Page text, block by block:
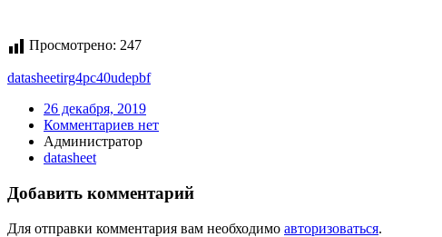
Просмотрено: 247
datasheetirg4pc40udepbf
26 декабря, 2019
Комментариев нет
Администратор
datasheet
Добавить комментарий
Для отправки комментария вам необходимо авторизоваться.